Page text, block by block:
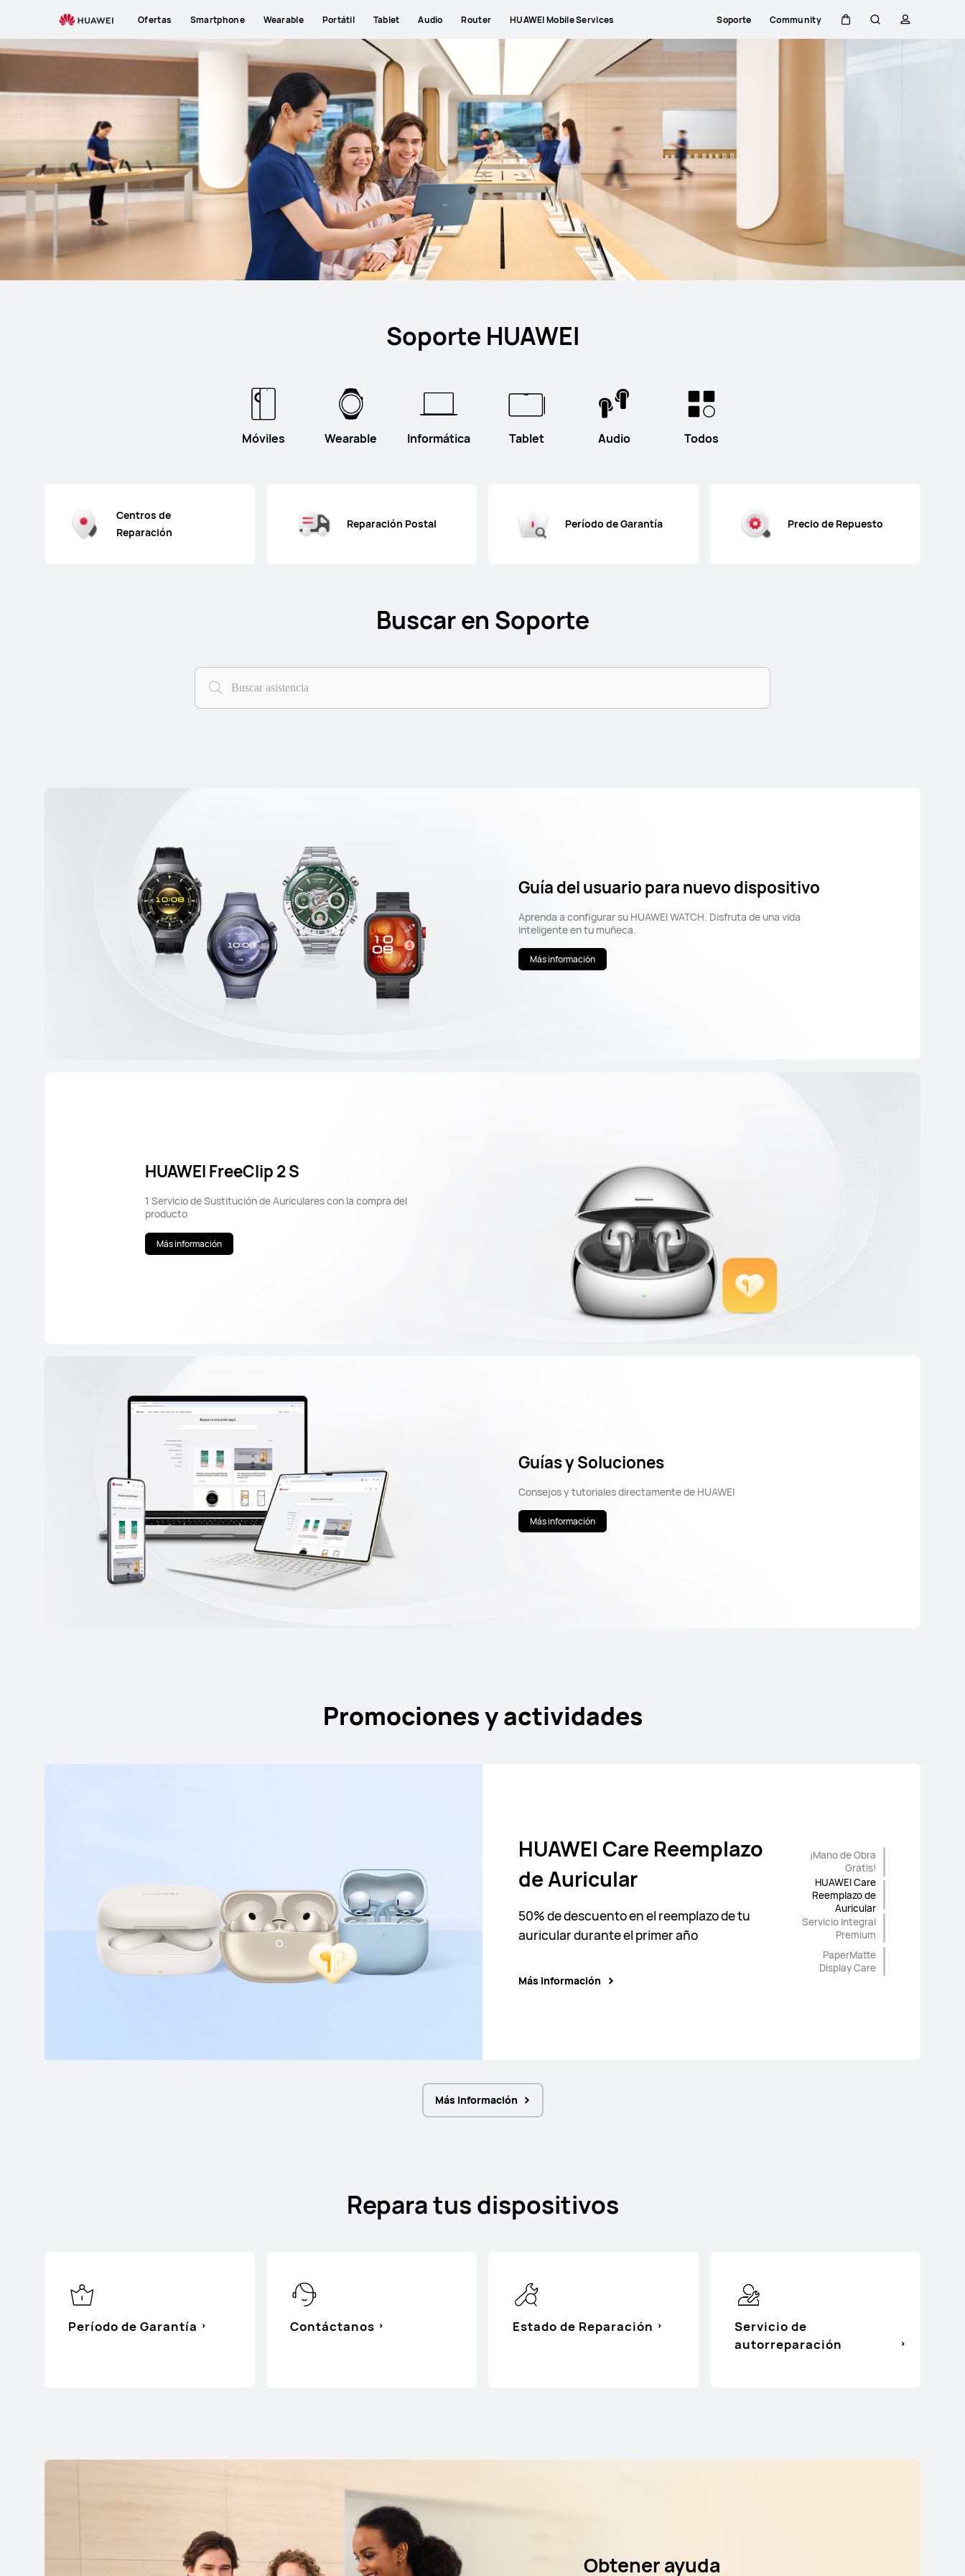
de
HUAWEI
Ofertas Smartphone Wearable Portátil Tablet Audio Router HUAWEI Mobile Services Soporte Community
CarritoBúsqueda
perfil
Soporte HUAWEI
Móviles Wearable Informática Tablet Audio Todos
Centros de
Reparación
Reparación Postal Período de Garantía Precio de Repuesto
Buscar en Soporte
Guía del usuario para nuevo dispositivo
Aprenda a configurar su HUAWEI WATCH. Disfruta de una vida
inteligente en tu muñeca.
Más información
HUAWEI FreeClip 2 S
1 Servicio de Sustitución de Auriculares con la compra del
producto
Más información
Guías y Soluciones
Consejos y tutoriales directamente de HUAWEI
Más información
Promociones y actividades
PaperMatte Display Care
pequeños arañazos
¡Mano de Obra Gratis!
HUAWEI Care Reemplazo
de Auricular
50% de descuento en el reemplazo de tu
auricular durante el primer año
Más información
Servicio Integral
Premium
¡Mano de Obra
Gratis!
HUAWEI Care
Reemplazo de
Auricular
Servicio Integral
Premium
PaperMatte
Display Care
Más información
Repara tus dispositivos
Período de Garantía Contáctanos Estado de Reparación
Servicio de
autorreparación
Obtener ayuda